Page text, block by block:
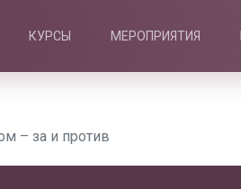
КУРСЫ МЕРОПРИЯТИЯ
– за и против